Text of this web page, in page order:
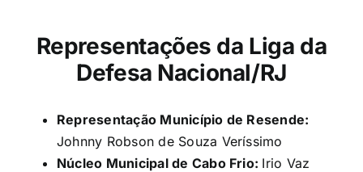
Representações da Liga da
Defesa Nacional/RJ
Representação Município de Resende:
Johnny Robson de Souza Veríssimo
Núcleo Municipal de Cabo Frio: Irio Vaz